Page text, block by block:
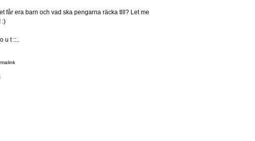
får era barn och vad ska pengarna räcka tlll? Let me
:)
o u t ::..